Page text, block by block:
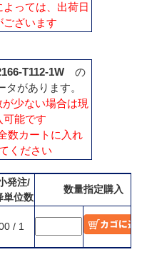
っては、出荷日
ございます
T112-1W の
があります。
少ない場合は現
可能です
数カートに入れ
ください
発注/
単位数
数量指定購入
/ 1